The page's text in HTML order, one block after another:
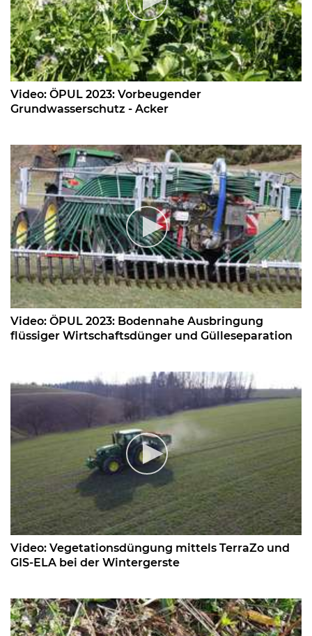
Video: ÖPUL 2023: Vorbeugender
Grundwasserschutz - Acker
Video: ÖPUL 2023: Bodennahe Ausbringung
flüssiger Wirtschaftsdünger und Gülleseparation
Video: Vegetationsdüngung mittels TerraZo und
GIS-ELA bei der Wintergerste